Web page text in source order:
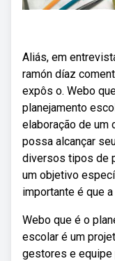
Aliás, em
ramón díaz
expôs o. Webo
planejamento
elaboração de um
possa alcançar
diversos tipos de
um objetivo
importante é que
Webo que é o
escolar é um
gestores e equipe